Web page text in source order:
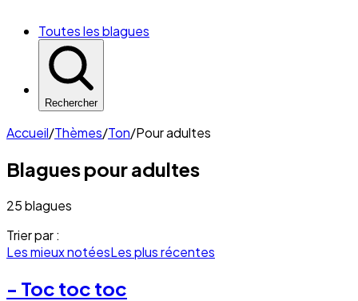
Toutes les blagues
Rechercher
Accueil/Thèmes/Ton/Pour adultes
Blaguespour adultes
25 blagues
Trier par :
Les mieux notéesLes plus récentes
- Toc toc toc